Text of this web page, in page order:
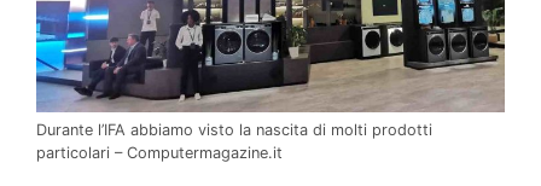
Durante l’IFA abbiamo visto la nascita di molti prodotti
particolari – Computermagazine.it